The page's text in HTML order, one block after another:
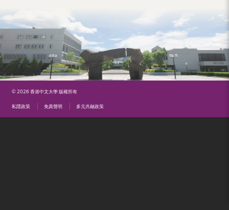
地
及
地
區）
© 2026 香港中文大學 版權所有
私隱政策 免責聲明 多元共融政策